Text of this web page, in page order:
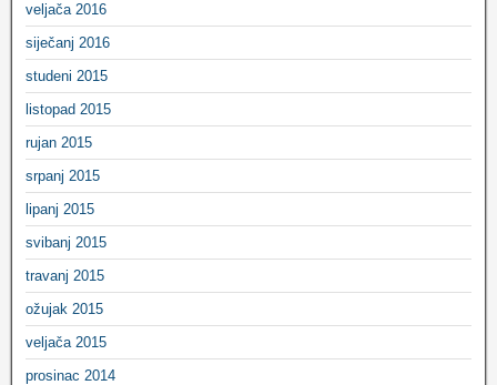
veljača 2016
siječanj 2016
studeni 2015
listopad 2015
rujan 2015
srpanj 2015
lipanj 2015
svibanj 2015
travanj 2015
ožujak 2015
veljača 2015
prosinac 2014